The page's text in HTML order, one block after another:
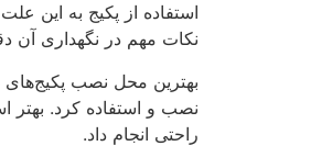
استفاده از پکیج به این
نکات مهم در نگهداری آن
بهترین محل نصب پکیج‌های
نصب و استفاده کرد. بهتر
راحتی انجام داد.